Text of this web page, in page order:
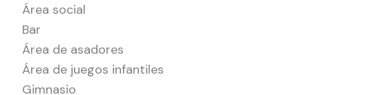
Área social
Bar
Área de asadores
Área de juegos infantiles
Gimnasio